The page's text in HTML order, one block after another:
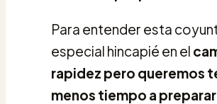
Para entender esta
especial hincapié en el
rapidez pero queremos
menos tiempo a